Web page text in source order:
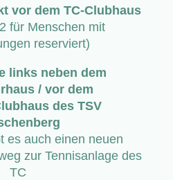
vor dem TC-Clubhaus
für Menschen mit
reserviert)
links neben dem
/ vor dem
des TSV
es auch einen neuen
zur Tennisanlage des
TC